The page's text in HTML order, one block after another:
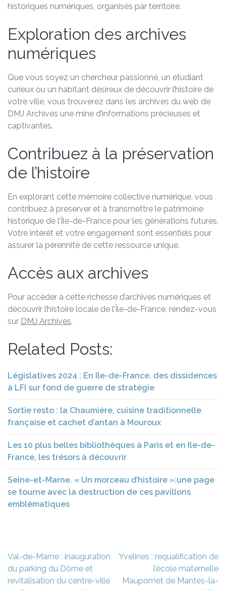
historiques numériques, organisés par territoire.
Exploration des archives
numériques
Que vous soyez un chercheur passionné, un étudiant
curieux ou un habitant désireux de découvrir l’histoire de
votre ville, vous trouverez dans les archives du web de
DMJ Archives une mine d’informations précieuses et
captivantes.
Contribuez à la préservation
de l’histoire
En explorant cette mémoire collective numérique, vous
contribuez à préserver et à transmettre le patrimoine
historique de l’Île-de-France pour les générations futures.
Votre intérêt et votre engagement sont essentiels pour
assurer la pérennité de cette ressource unique.
Accès aux archives
Pour accéder à cette richesse d’archives numériques et
découvrir l’histoire locale de l’Île-de-France, rendez-vous
sur DMJ Archives.
Related Posts:
Législatives 2024 : En Ile-de-France, des dissidences
à LFI sur fond de guerre de stratégie
Sortie resto : la Chaumière, cuisine traditionnelle
française et cachet d’antan à Mouroux
Les 10 plus belles bibliothèques à Paris et en Ile-de-
France, les trésors à découvrir
Seine-et-Marne. « Un morceau d’histoire »:une page
se tourne avec la destruction de ces pavillons
emblématiques
Navigation
de
l’article
Val-de-Marne : inauguration
du parking du Dôme et
revitalisation du centre-ville
Yvelines : requalification de
l’école maternelle
Maupomet de Mantes-la-